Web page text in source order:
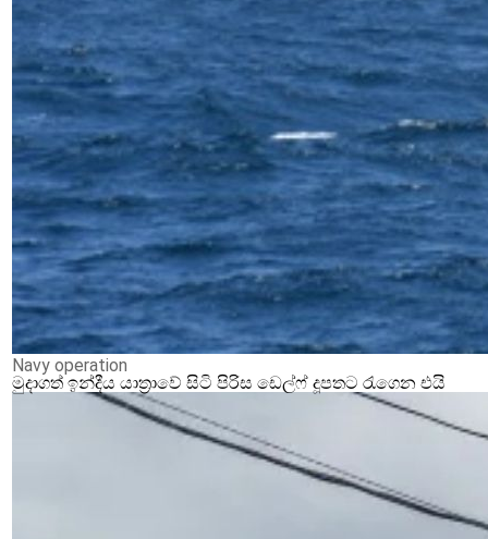
Navy operation
මුදාගත් ඉන්දීය යාත්‍රාවේ සිටි පිරිස ඩෙල්ෆ් දූපතට රැගෙන එයි